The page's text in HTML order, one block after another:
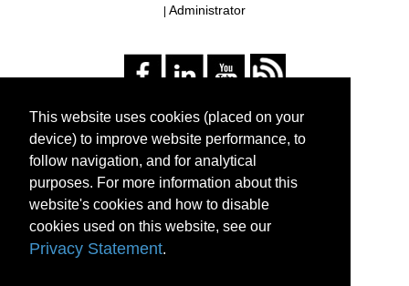
This website uses cookies (placed on your
device) to improve website performance, to
follow navigation, and for analytical
purposes. For more information about this
website's cookies and how to disable
cookies used on this website, see our
Privacy Statement.
Administrator